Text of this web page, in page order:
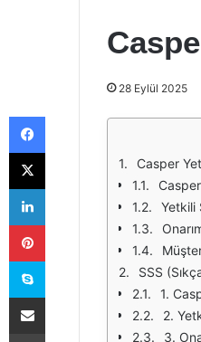
28 Eylül 2025
Casper
Yetkili
SSS
1.
2.
3.
Facebook
X
LinkedIn
Pinterest
Skype
E-Posta ile paylaş